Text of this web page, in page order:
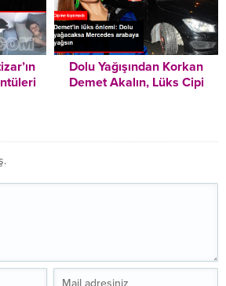
Dolu Yağışından Korkan
Demet Akalın, Lüks Cipi